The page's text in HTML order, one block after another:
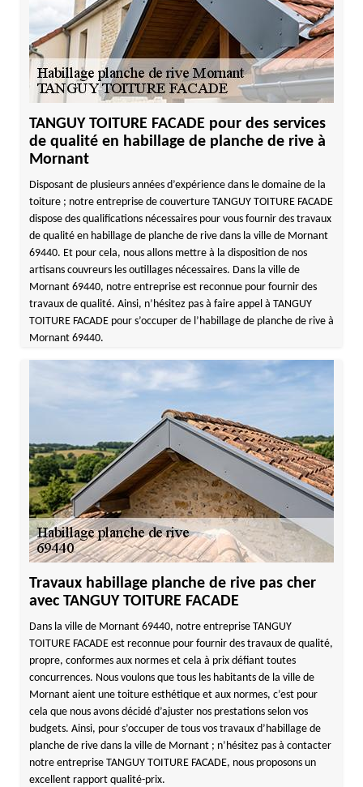
TANGUY TOITURE FACADE pour des services
de qualité en habillage de planche de rive à
Mornant
Disposant de plusieurs années d’expérience dans le domaine de la
toiture ; notre entreprise de couverture TANGUY TOITURE FACADE
dispose des qualifications nécessaires pour vous fournir des travaux
de qualité en habillage de planche de rive dans la ville de Mornant
69440. Et pour cela, nous allons mettre à la disposition de nos
artisans couvreurs les outillages nécessaires. Dans la ville de
Mornant 69440, notre entreprise est reconnue pour fournir des
travaux de qualité. Ainsi, n’hésitez pas à faire appel à TANGUY
TOITURE FACADE pour s’occuper de l’habillage de planche de rive à
Mornant 69440.
Travaux habillage planche de rive pas cher
avec TANGUY TOITURE FACADE
Dans la ville de Mornant 69440, notre entreprise TANGUY
TOITURE FACADE est reconnue pour fournir des travaux de qualité,
propre, conformes aux normes et cela à prix défiant toutes
concurrences. Nous voulons que tous les habitants de la ville de
Mornant aient une toiture esthétique et aux normes, c’est pour
cela que nous avons décidé d’ajuster nos prestations selon vos
budgets. Ainsi, pour s’occuper de tous vos travaux d’habillage de
planche de rive dans la ville de Mornant ; n’hésitez pas à contacter
notre entreprise TANGUY TOITURE FACADE, nous proposons un
excellent rapport qualité-prix.